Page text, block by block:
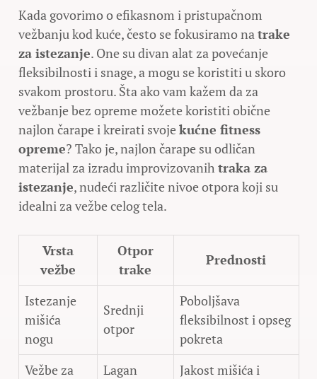
Kada govorimo o efikasnom i pristupačnom
vežbanju kod kuće, često se fokusiramo na trake
za istezanje. One su divan alat za povećanje
fleksibilnosti i snage, a mogu se koristiti u skoro
svakom prostoru. Šta ako vam kažem da za
vežbanje bez opreme možete koristiti obične
najlon čarape i kreirati svojekućne fitness
opreme? Tako je, najlon čarape su odličan
materijal za izradu improvizovanih traka za
istezanje, nudeći različite nivoe otpora koji su
idealni za vežbe celog tela.
Vrsta
vežbe
Otpor
trake
Prednosti
Istezanje
mišića
nogu
Srednji
otpor
Poboljšava
fleksibilnost i opseg
pokreta
Vežbe za
Lagan
Jakost mišića i